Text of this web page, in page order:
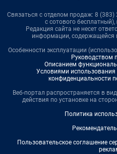
Связаться с отделом продаж: 8 (383)
с сотового бесплатный),
Редакция сайта не несет
информации, содержащейся
Особенности эксплуатации
Руководством
Описанием
Условиями использования
конфиденциальности
Веб-портал распространяется в
действия по установке на
Политика
Пользовательское соглашение